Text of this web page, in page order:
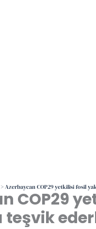
Azerbaycan COP29 yetkilisi fosil
COP29
teşvik